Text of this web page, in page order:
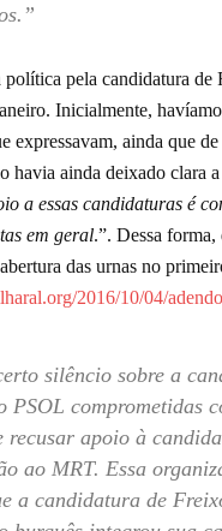
pela candidatura
Inicialmente,
expressavam, ainda que
ainda deixado clara
a essas candidaturas é
em geral.”. Dessa
das urnas no
2016/10/04/
silêncio sobre a
comprometidas
apoio à
ao MRT.Essa
a candidatura de